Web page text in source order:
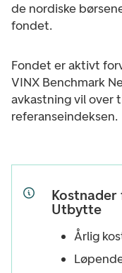
de nordiske
fondet.
Fondet er aktivt
VINX Benchmark
avkastning vil over
referanseindeksen.
Kostnader
Utbytte
Årlig